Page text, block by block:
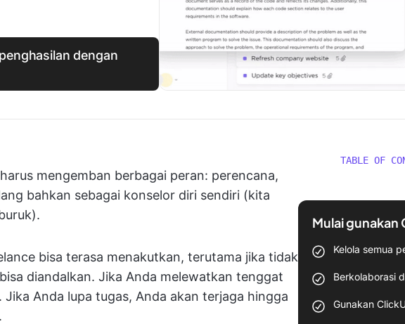
dengan
mengemban berbagai peran: perencana,
bahkan sebagai konselor diri sendiri (kita
bisa terasa menakutkan, terutama jika tidak
diandalkan. Jika Anda melewatkan tenggat
Anda lupa tugas, Anda akan terjaga hingga
TABLE OF
Mulai gunakan
Kelola semua
Berkolaborasi
Gunakan